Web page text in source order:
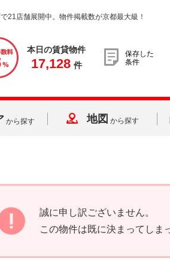
21店舗展開中。物件掲載数が京都最大級！
本日の賃貸物件
17,128 件
保存した
条件
から探す 地図 から探す
誠に申し訳ございません。
この物件は既に決まってしま